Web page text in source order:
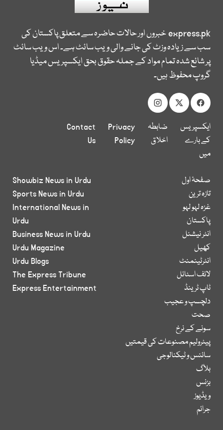
express.pkخبروں اور حالات حاضرہ سے متعلق پاکستان کی
سب سے زیادہ وزٹ کی جانے والی ویب سائٹ ہے۔ اس ویب سائٹ
پر شائع شدہ تمام مواد کے جملہ حقوق بحق ایکسپریس میڈیا
گروپ محفوظ ہیں۔
ایکسپریس
کے بارے
میں
ضابطہ
اخلاق
Privacy
Policy
Contact
Us
صفحۂ اول
تازہ ترین
غزہ لہو لہو
پاکستان
انٹر نیشنل
کھیل
انٹرٹینمنٹ
لائف اسٹائل
ٹاپ ٹرینڈ
دلچسپ و عجیب
صحت
سونے کے نرخ
پیٹرولیم مصنوعات کی قیمتیں
سائنس و ٹیکنالوجی
بلاگ
بزنس
ویڈیوز
جرائم
Showbiz News in Urdu
Sports News in Urdu
International News in
Urdu
Business News in Urdu
Urdu Magazine
Urdu Blogs
The Express Tribune
Express Entertainment